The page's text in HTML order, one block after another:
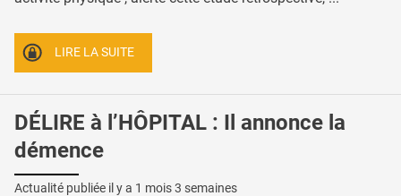
LIRE LA SUITE
DÉLIRE à l’HÔPITAL : Il annonce la
démence
Actualité publiée il y a 1 mois 3 semaines